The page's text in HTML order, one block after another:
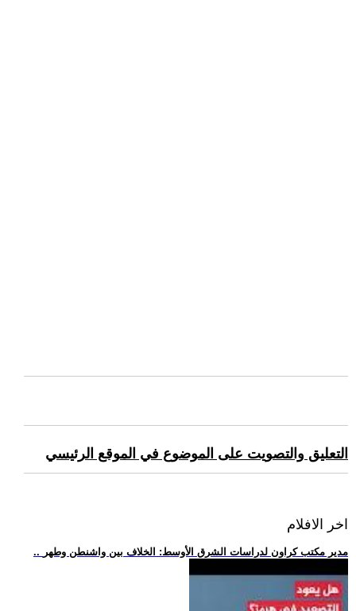
التعليق والتصويت على الموضوع في الموقع الرئيسي
اخر الافلام
.. مدير مكتب كراون لدراسات الشرق الأوسط: الخلاف بين واشنطن وطهر